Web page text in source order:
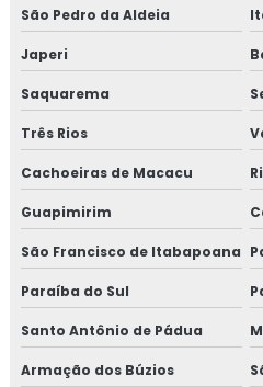
Isolamento de turbinas
Isolamento fibra cerâmica
Isolamento industrial
Isolamento lã de rocha
Isolamento lã de rocha preço
Isolamento lã de rocha valor
Isolamento para tanques de
Isolamento para térmico para
São Pedro da Aldeia
Japeri
Saquarema
Três Rios
Cachoeiras de Macacu
Guapimirim
São Francisco de Itabapoana
Paraíba do Sul
Santo Antônio de Pádua
Armação dos Búzios